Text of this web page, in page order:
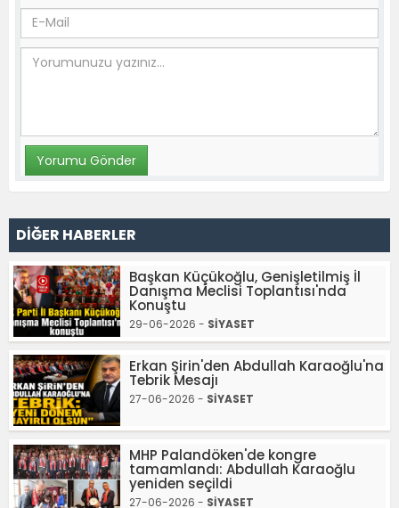
DİĞER HABERLER
Başkan Küçükoğlu, Genişletilmiş İl
Danışma Meclisi Toplantısı'nda
Konuştu
29-06-2026 - SİYASET
Erkan Şirin'den Abdullah Karaoğlu'na
Tebrik Mesajı
27-06-2026 - SİYASET
MHP Palandöken'de kongre
tamamlandı: Abdullah Karaoğlu
yeniden seçildi
27-06-2026 - SİYASET